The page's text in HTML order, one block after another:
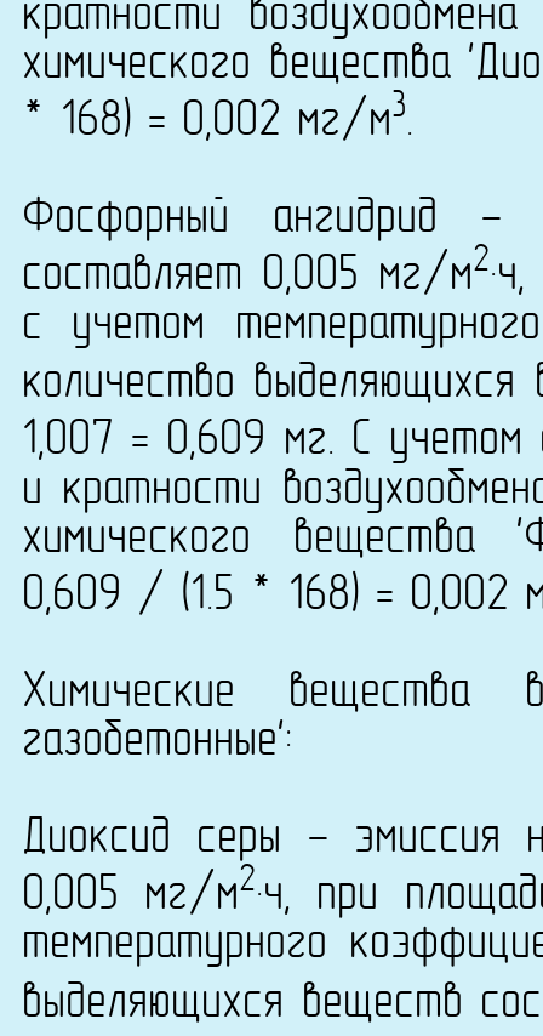
кратности
химического вещества
* 168) = 0,002 мг/м3.
Фосфорный ангидрид -
составляет 0,005 мг/м2
с учетом
количество
1,007 = 0,609 мг. С
и кратности
химического вещества
0,609 / (1.5 * 168) = 0,002
Химические вещества
газобетонные':
Диоксид серы - эмиссия
0,005 мг/м2·ч, при
температурного
выделяющихся веществ